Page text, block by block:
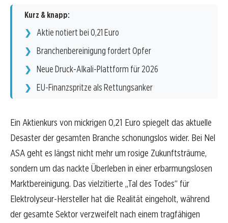
Kurz & knapp:
Aktie notiert bei 0,21 Euro
Branchenbereinigung fordert Opfer
Neue Druck-Alkali-Plattform für 2026
EU-Finanzspritze als Rettungsanker
Ein Aktienkurs von mickrigen 0,21 Euro spiegelt das aktuelle
Desaster der gesamten Branche schonungslos wider. Bei Nel
ASA geht es längst nicht mehr um rosige Zukunftsträume,
sondern um das nackte Überleben in einer erbarmungslosen
Marktbereinigung. Das vielzitierte „Tal des Todes“ für
Elektrolyseur-Hersteller hat die Realität eingeholt, während
der gesamte Sektor verzweifelt nach einem tragfähigen